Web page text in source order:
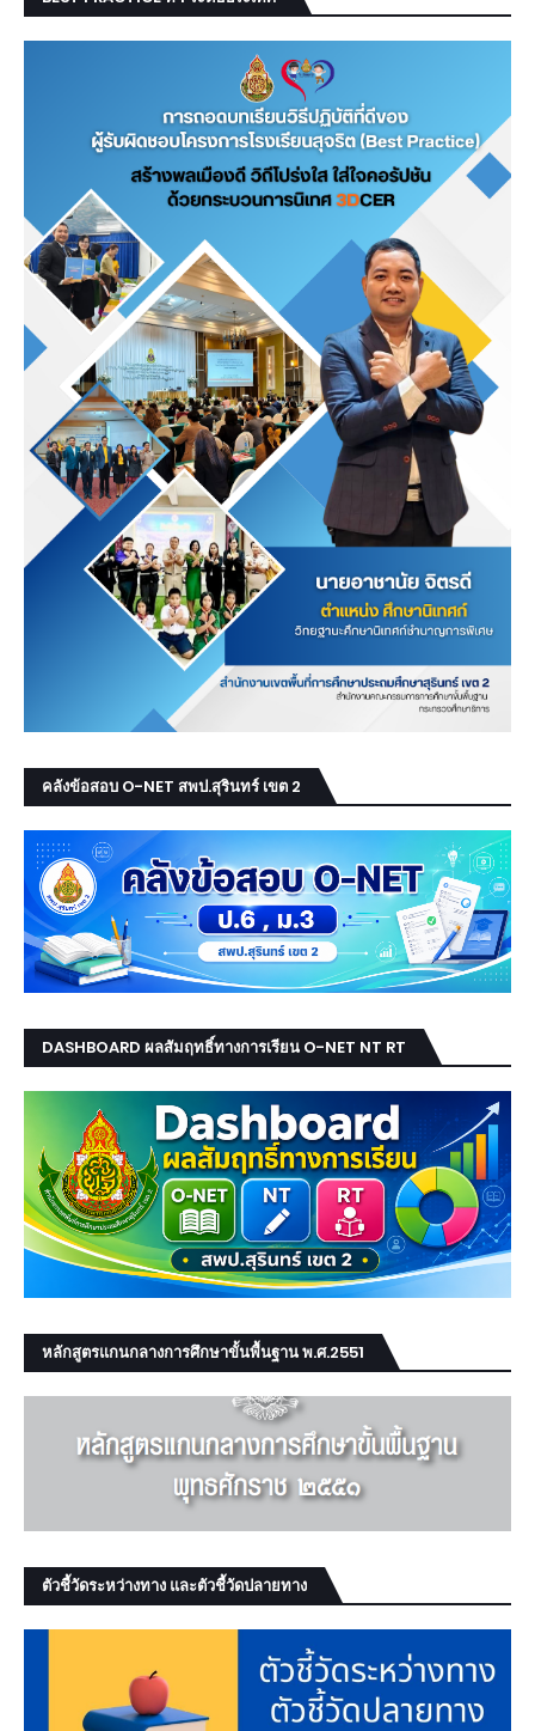
คลังข้อสอบ O-NET สพป.สุรินทร์ เขต 2
DASHBOARD ผลสัมฤทธิ์ทางการเรียน O-NET NT RT
หลักสูตรแกนกลางการศึกษาขั้นพื้นฐาน พ.ศ.2551
ตัวชี้วัดระหว่างทาง และตัวชี้วัดปลายทาง